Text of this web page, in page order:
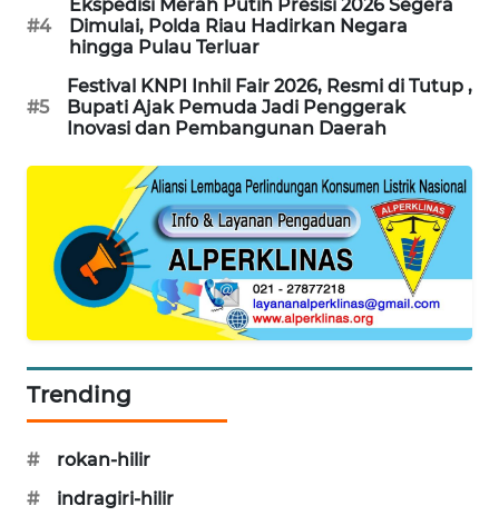
#4
Ekspedisi Merah Putih Presisi 2026 Segera
Dimulai, Polda Riau Hadirkan Negara
hingga Pulau Terluar
#5
Festival KNPI Inhil Fair 2026, Resmi di Tutup ,
Bupati Ajak Pemuda Jadi Penggerak
Inovasi dan Pembangunan Daerah
Trending
#
rokan-hilir
#
indragiri-hilir